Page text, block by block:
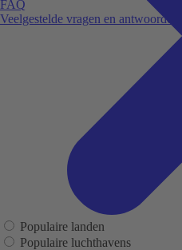
FAQ
Veelgestelde vragen en antwoorden.
Populaire landen
Populaire luchthavens